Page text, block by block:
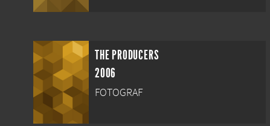
THE PRODUCERS
2006
FOTOGRAF